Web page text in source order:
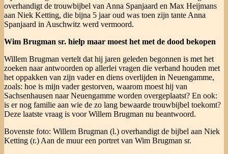
overhandigt de trouwbijbel van Anna Spanjaard en Max Heijmans
aan Niek Ketting, die bijna 5 jaar oud was toen zijn tante Anna
Spanjaard in Auschwitz werd vermoord.
Wim Brugman sr. hielp maar moest het met de dood bekopen
Willem Brugman vertelt dat hij jaren geleden begonnen is met het
zoeken naar antwoorden op allerlei vragen die verband houden met
het oppakken van zijn vader en diens overlijden in Neuengamme,
zoals: hoe is mijn vader gestorven, waarom moest hij van
Sachsenhausen naar Neuengamme worden overgeplaatst? En ook:
is er nog familie aan wie de zo lang bewaarde trouwbijbel toekomt?
Deze laatste vraag is voor Willem Brugman nu beantwoord.
Bovenste foto: Willem Brugman (l.) overhandigt de bijbel aan Niek
Ketting (r.) Aan de muur een portret van Wim Brugman sr.